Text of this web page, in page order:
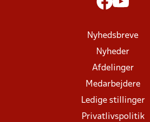
Nyhedsbreve
Nyheder
Afdelinger
Medarbejdere
Ledige stillinger
Privatlivspolitik